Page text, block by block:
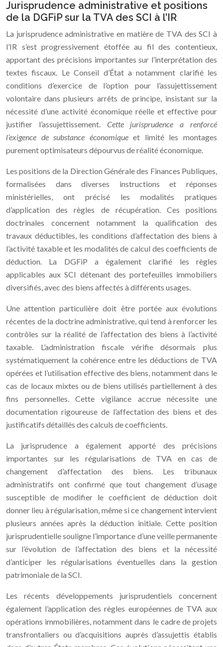
Jurisprudence administrative et positions
de la DGFiP sur la TVA des SCI à l’IR
La jurisprudence administrative en matière de TVA des SCI à
l’IR s’est progressivement étoffée au fil des contentieux,
apportant des précisions importantes sur l’interprétation des
textes fiscaux. Le Conseil d’État a notamment clarifié les
conditions d’exercice de l’option pour l’assujettissement
volontaire dans plusieurs arrêts de principe, insistant sur la
nécessité d’une activité économique réelle et effective pour
justifier l’assujettissement. Cette jurisprudence a renforcé
l’exigence de substance économiqueet limité les montages
purement optimisateurs dépourvus de réalité économique.
Les positions de la Direction Générale des Finances Publiques,
formalisées dans diverses instructions et réponses
ministérielles, ont précisé les modalités pratiques
d’application des règles de récupération. Ces positions
doctrinales concernent notamment la qualification des
travaux déductibles, les conditions d’affectation des biens à
l’activité taxable et les modalités de calcul des coefficients de
déduction. La DGFiP a également clarifié les règles
applicables aux SCI détenant des portefeuilles immobiliers
diversifiés, avec des biens affectés à différents usages.
Une attention particulière doit être portée aux évolutions
récentes de la doctrine administrative, qui tend à renforcer les
contrôles sur la réalité de l’affectation des biens à l’activité
taxable. L’administration fiscale vérifie désormais plus
systématiquement la cohérence entre les déductions de TVA
opérées et l’utilisation effective des biens, notamment dans le
cas de locaux mixtes ou de biens utilisés partiellement à des
fins personnelles. Cette vigilance accrue nécessite une
documentation rigoureuse de l’affectation des biens et des
justificatifs détaillés des calculs de coefficients.
La jurisprudence a également apporté des précisions
importantes sur les régularisations de TVA en cas de
changement d’affectation des biens. Les tribunaux
administratifs ont confirmé que tout changement d’usage
susceptible de modifier le coefficient de déduction doit
donner lieu à régularisation, même si ce changement intervient
plusieurs années après la déduction initiale. Cette position
jurisprudentielle souligne l’importance d’une veille permanente
sur l’évolution de l’affectation des biens et la nécessité
d’anticiper les régularisations éventuelles dans la gestion
patrimoniale de la SCI.
Les récents développements jurisprudentiels concernent
également l’application des règles européennes de TVA aux
opérations immobilières, notamment dans le cadre de projets
transfrontaliers ou d’acquisitions auprès d’assujettis établis